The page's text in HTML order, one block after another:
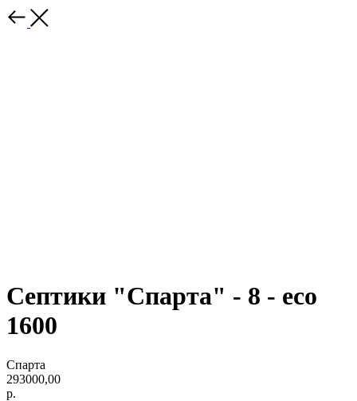
Септики "Спарта" - 8 - eco
1600
Спарта
293000,00
р.